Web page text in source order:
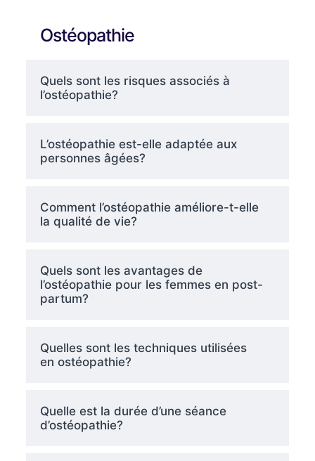
Ostéopathie
Quels sont les risques associés à
l’ostéopathie?
L’ostéopathie est-elle adaptée aux
personnes âgées?
Comment l’ostéopathie améliore-t-elle
la qualité de vie?
Quels sont les avantages de
l’ostéopathie pour les femmes en post-
partum?
Quelles sont les techniques utilisées
en ostéopathie?
Quelle est la durée d’une séance
d’ostéopathie?